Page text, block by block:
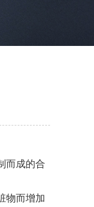
而成的合
物而增加